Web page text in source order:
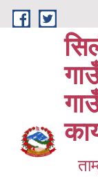
Skip to main content